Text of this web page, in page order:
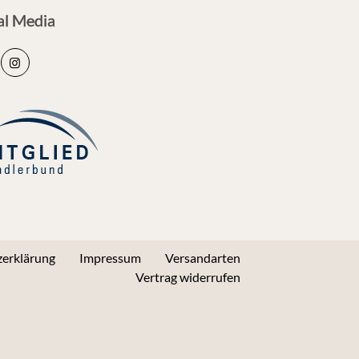
Media
Impressum
Versandarten
Vertrag widerrufen